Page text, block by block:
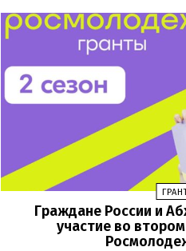
Граждане России и
участие во